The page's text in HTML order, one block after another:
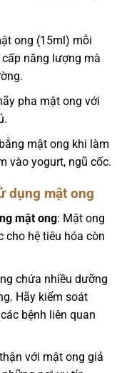
ong (15ml) mỗi
năng lượng mà
pha mật ong với
mật ong khi làm
vào yogurt, ngũ cốc.
dụng mật ong
mật ong: Mật ong
cho hệ tiêu hóa còn
chứa nhiều dưỡng
Hãy kiểm soát
bệnh liên quan
với mật ong giả